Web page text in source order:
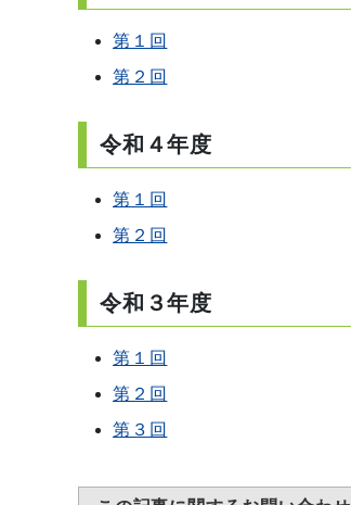
第１回
第２回
令和４年度
第１回
第２回
令和３年度
第１回
第２回
第３回